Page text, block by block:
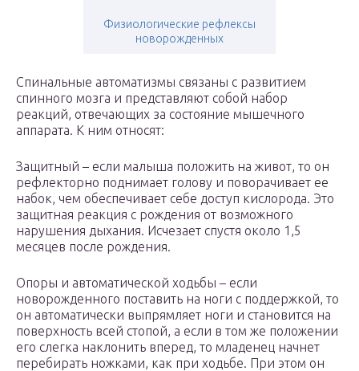
Физиологические рефлексы
новорожденных
Спинальные автоматизмы связаны с развитием
спинного мозга и представляют собой набор
реакций, отвечающих за состояние мышечного
аппарата. К ним относят:
Защитный – если малыша положить на живот, то он
рефлекторно поднимает голову и поворачивает ее
набок, чем обеспечивает себе доступ кислорода. Это
защитная реакция с рождения от возможного
нарушения дыхания. Исчезает спустя около 1,5
месяцев после рождения.
Опоры и автоматической ходьбы – если
новорожденного поставить на ноги с поддержкой, то
он автоматически выпрямляет ноги и становится на
поверхность всей стопой, а если в том же положении
его слегка наклонить вперед, то младенец начнет
перебирать ножками, как при ходьбе. При этом он